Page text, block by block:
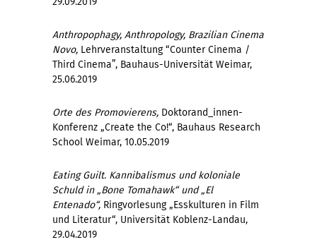
Anthropophagy, Anthropology, Brazilian Cinema
Novo, Lehrveranstaltung “Counter Cinema /
Third Cinema”, Bauhaus-Universität Weimar,
25.06.2019
Orte des Promovierens, Doktorand_innen-
Konferenz „Create the Co!“, Bauhaus Research
School Weimar, 10.05.2019
Eating Guilt. Kannibalismus und koloniale
Schuld in „Bone Tomahawk“ und „El
Entenado“, Ringvorlesung „Esskulturen in Film
und Literatur“, Universität Koblenz-Landau,
29.04.2019